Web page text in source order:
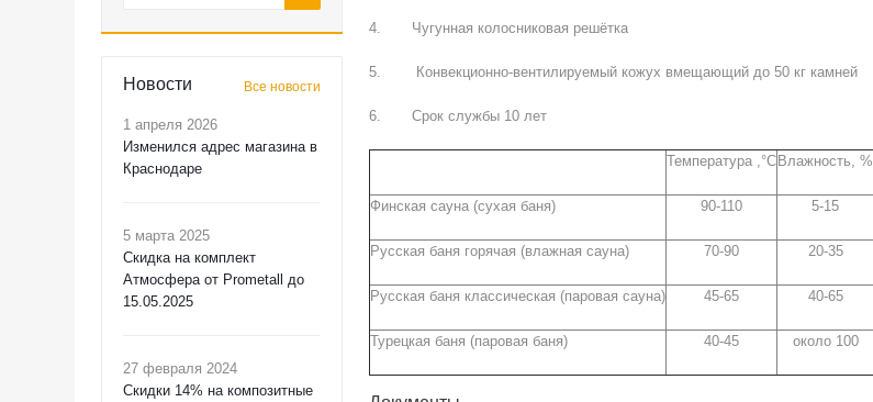
Новости Все новости
1 апреля 2026
Изменился адрес магазина в
Краснодаре
5 марта 2025
Скидка на комплект
Атмосфера от Prometall до
15.05.2025
27 февраля 2024
Скидки 14% на композитные
4. Чугунная колосниковая решётка
5. Конвекционно-вентилируемый кожух вмещающий до 50 кг камней
6. Срок службы 10 лет
Температура ,°С Влажность, %
Финская сауна (сухая баня) 90-110 5-15
Русская баня горячая (влажная сауна) 70-90 20-35
Русская баня классическая (паровая сауна) 45-65 40-65
Турецкая баня (паровая баня) 40-45 около 100